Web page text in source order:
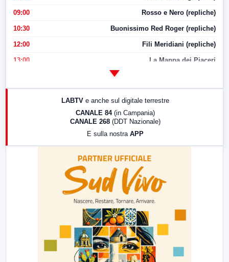
09:00 Rosso e Nero (repliche)
10:30 Buonissimo Red Roger (repliche)
12:00 Fili Meridiani (repliche)
13:00 La Mappa dei Piaceri
LABTV e anche sul digitale terrestre
CANALE 84 (in Campania)
CANALE 268 (DDT Nazionale)
E sulla nostra APP